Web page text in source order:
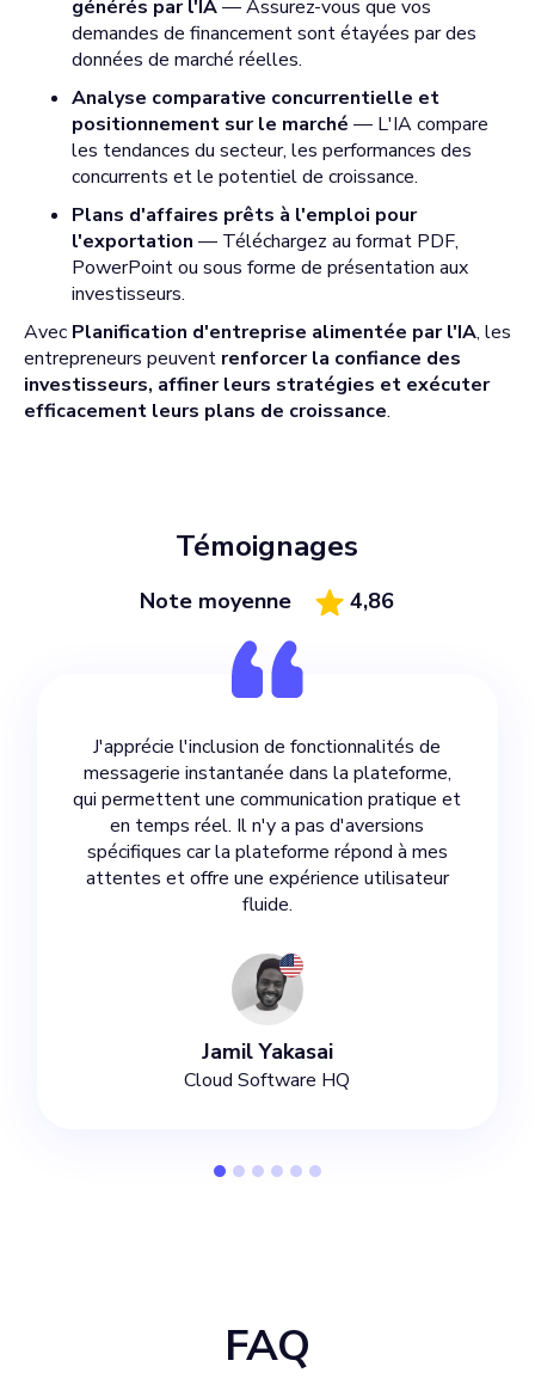
générés par l'IA— Assurez-vous que vos
demandes de financement sont étayées par des
données de marché réelles.
Analyse comparative concurrentielle et
positionnement sur le marché — L'IA compare
les tendances du secteur, les performances des
concurrents et le potentiel de croissance.
Plans d'affaires prêts à l'emploi pour
l'exportation — Téléchargez au format PDF,
PowerPoint ou sous forme de présentation aux
investisseurs.
Avec Planification d'entreprise alimentée par l'IA, les
entrepreneurs peuvent renforcer la confiance des
investisseurs, affiner leurs stratégies et exécuter
efficacement leurs plans de croissance.
Témoignages
Note moyenne 4,86
J'apprécie l'inclusion de fonctionnalités de
messagerie instantanée dans la plateforme,
qui permettent une communication pratique et
en temps réel. Il n'y a pas d'aversions
spécifiques car la plateforme répond à mes
attentes et offre une expérience utilisateur
fluide.
Jamil Yakasai
Cloud Software HQ
FAQ